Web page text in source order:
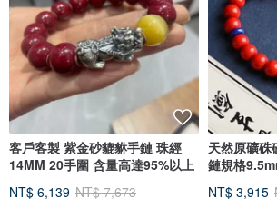
客戶客製 紫金砂貔貅手鏈 珠經
14MM 20手圍 含量高達95%以上
NT$ 6,139 NT$ 7,673
天然原礦硃
鏈規格
NT$ 3,915